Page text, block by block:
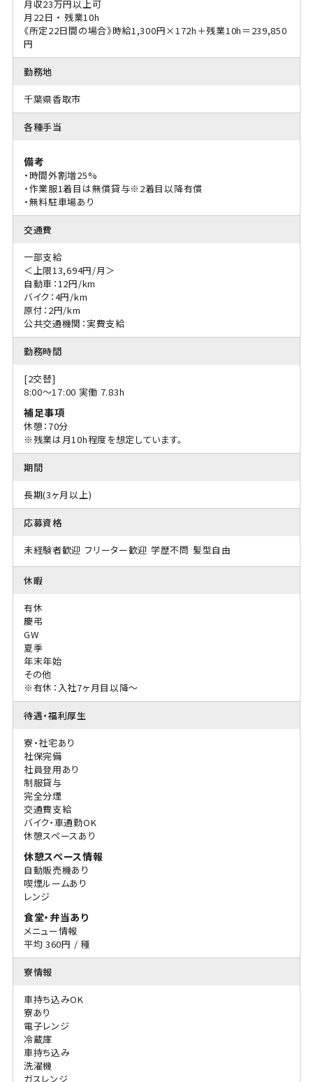
月収23万円以上可
月22日 ・ 残業10h
《所定22日間の場合》時給1,300円×172h＋残業10h＝239,850
円
勤務地
千葉県香取市
各種手当
備考
・時間外割増25%
・作業服1着目は無償貸与※2着目以降有償
・無料駐車場あり
交通費
一部支給
＜上限13,694円/月＞
自動車：12円/km
バイク：4円/km
原付：2円/km
公共交通機関：実費支給
勤務時間
[2交替]
8:00〜17:00 実働 7.83h
補足事項
休憩：70分
※残業は月10h程度を想定しています。
期間
長期(3ヶ月以上)
応募資格
未経験者歓迎 フリーター歓迎 学歴不問 髪型自由
休暇
有休
慶弔
GW
夏季
年末年始
その他
※有休：入社7ヶ月目以降～
待遇・福利厚生
寮・社宅あり
社保完備
社員登用あり
制服貸与
完全分煙
交通費支給
バイク・車通勤OK
休憩スペースあり
休憩スペース情報
自動販売機あり
喫煙ルームあり
レンジ
食堂・弁当あり
メニュー情報
平均 360円 / 種
寮情報
車持ち込みOK
寮あり
電子レンジ
冷蔵庫
車持ち込み
洗濯機
ガスレンジ